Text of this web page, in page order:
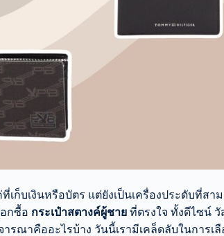
เก็บเงินหรือบัตร แต่ยังเป็นเครื่องประดับที่ส
กซื้อ กระเป๋าสตางค์ผู้ชาย ที่ตรงใจ ทั้งดีไซน์
รณาคืออะไรบ้าง วันนี้เรามีเคล็ดลับในการเ